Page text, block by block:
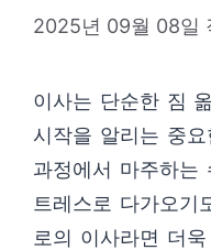
2025년 09월 08일
이사는 단순한 짐
시작을 알리는 중
과정에서 마주하는
트레스로 다가오기
로의 이사라면 더